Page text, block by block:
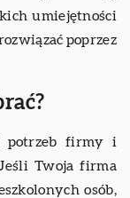
umiejętności
poprzez
potrzeb firmy i
Twoja firma
osób,